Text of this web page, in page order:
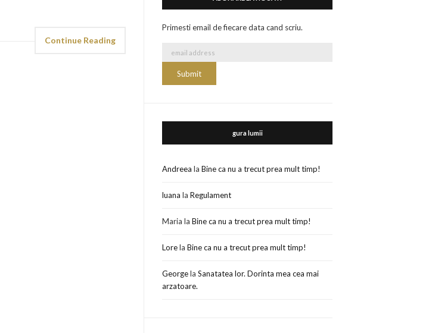
Continue Reading
Primesti email de fiecare data cand scriu.
gura lumii
Andreea laBine ca nu a trecut prea mult timp!
luana laRegulament
Maria laBine ca nu a trecut prea mult timp!
LorelaBine ca nu a trecut prea mult timp!
GeorgelaSanatatea lor. Dorinta mea cea mai
arzatoare.